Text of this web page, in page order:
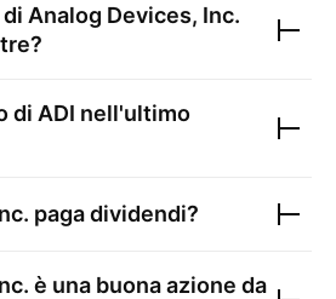
Analog Devices, Inc.
di ADI nell'ultimo
paga dividendi?
è una buona azione da